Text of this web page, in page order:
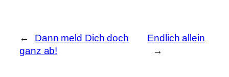
←
Dann meld Dich doch
ganz ab!
Endlich allein
→